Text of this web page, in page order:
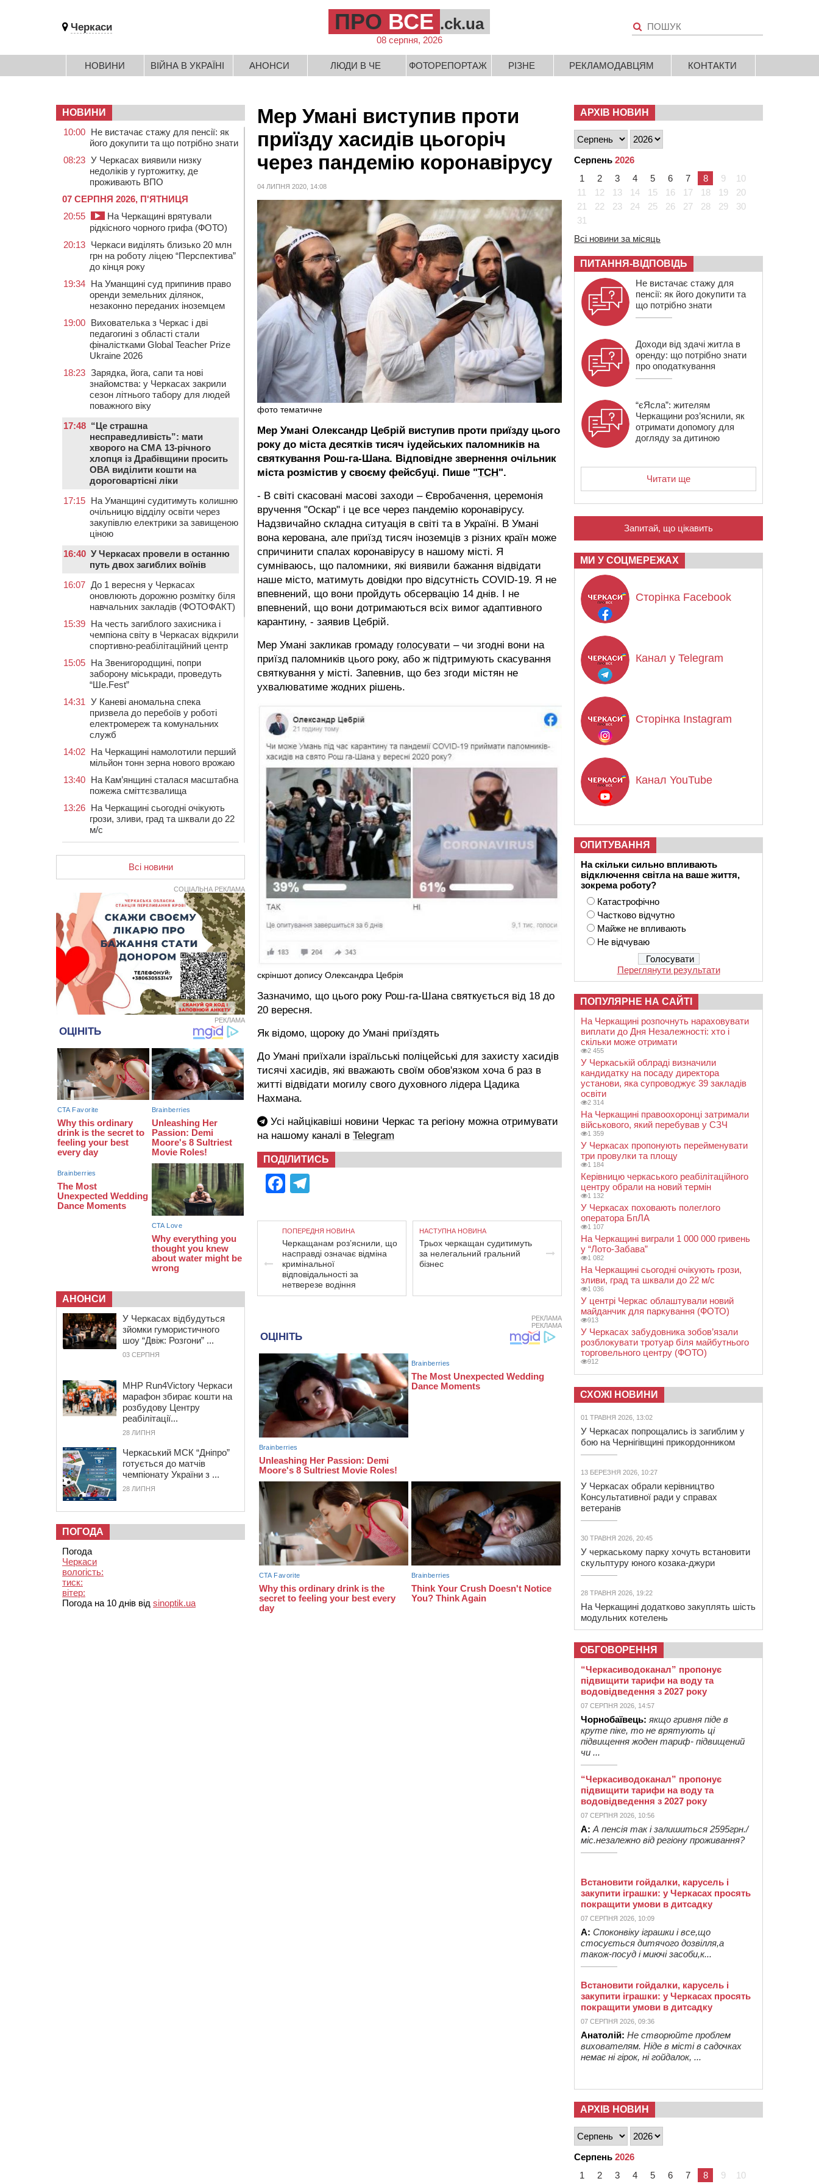
Черкаси ПРО ВСЕ .ck.ua
08 серпня, 2026
НОВИНИ ВІЙНА В УКРАЇНІ АНОНСИ ЛЮДИ В ЧЕ ФОТОРЕПОРТАЖ РІЗНЕ РЕКЛАМОДАВЦЯМ КОНТАКТИ
Мер Умані виступив проти
приїзду хасидів цьогоріч
через пандемію коронавірусу
04 ЛИПНЯ 2020, 14:08
фото тематичне
Мер Умані Олександр Цебрій виступив проти приїзду цього
року до міста десятків тисяч іудейських паломників на
святкування Рош-га-Шана. Відповідне звернення очільник
міста розмістив у своєму фейсбуці. Пише "ТСН ".
- В світі скасовані масові заходи – Євробачення, церемонія
вручення "Оскар" і це все через пандемію коронавірусу.
Надзвичайно складна ситуація в світі та в Україні. В Умані
вона керована, але приїзд тисяч іноземців з різних країн може
спричинити спалах коронавірусу в нашому місті. Я
сумніваюсь, що паломники, які виявили бажання відвідати
наше місто, матимуть довідки про відсутність COVID-19. Я не
впевнений, що вони пройдуть обсервацію 14 днів. І не
впевнений, що вони дотримаються всіх вимог адаптивного
карантину, - заявив Цебрій.
Мер Умані закликав громаду голосувати – чи згодні вони на
приїзд паломників цього року, або ж підтримують скасування
святкування у місті. Запевнив, що без згоди містян не
ухвалюватиме жодних рішень.
скріншот допису Олександра Цебрія
Зазначимо, що цього року Рош-га-Шана святкується від 18 до
20 вересня.
Як відомо, щороку до Умані приїздять
До Умані приїхали ізраїльські поліцейські для захисту хасидів
тисячі хасидів, які вважають своїм обов'язком хоча б раз в
житті відвідати могилу свого духовного лідера Цадика
Нахмана.
Усі найцікавіші новини Черкас та регіону можна отримувати
на нашому каналі в Telegram
ПОДІЛИТИСЬ
Facebook
ПОПЕРЕДНЯ НОВИНА
Черкащанам роз’яснили, що
насправді означає відміна
кримінальної
відповідальності за
нетверезе водіння
НАСТУПНА НОВИНА
Трьох черкащан судитимуть
за нелегальний гральний
бізнес
РЕКЛАМА
РЕКЛАМА
НОВИНИ
10:00 Не вистачає стажу для пенсії: як
його докупити та що потрібно знати
08:23 У Черкасах виявили низку
недоліків у гуртожитку, де
проживають ВПО
07 СЕРПНЯ 2026, П'ЯТНИЦЯ
20:55
На Черкащині врятували
рідкісного чорного грифа (ФОТО)
20:13 Черкаси виділять близько 20 млн
грн на роботу ліцею “Перспектива”
до кінця року
19:34 На Уманщині суд припинив право
оренди земельних ділянок,
незаконно переданих іноземцем
19:00 Вихователька з Черкас і дві
педагогині з області стали
фіналістками Global Teacher Prize
Ukraine 2026
18:23 Зарядка, йога, сапи та нові
знайомства: у Черкасах закрили
сезон літнього табору для людей
поважного віку
17:48 “Це страшна
несправедливість”: мати
хворого на СМА 13-річного
хлопця із Драбівщини просить
ОВА виділити кошти на
дороговартісні ліки
17:15 На Уманщині судитимуть колишню
очільницю відділу освіти через
закупівлю електрики за завищеною
ціною
16:40 У Черкасах провели в останню
путь двох загиблих воїнів
16:07 До 1 вересня у Черкасах
оновлюють дорожню розмітку біля
навчальних закладів (ФОТОФАКТ)
15:39 На честь загиблого захисника і
чемпіона світу в Черкасах відкрили
спортивно-реабілітаційний центр
15:05 На Звенигородщині, попри
заборону міськради, проведуть
“Ше.Fest”
14:31 У Каневі аномальна спека
призвела до перебоїв у роботі
електромереж та комунальних
служб
14:02 На Черкащині намолотили перший
мільйон тонн зерна нового врожаю
13:40 На Кам’янщині сталася масштабна
пожежа сміттєзвалища
13:26 На Черкащині сьогодні очікують
грози, зливи, град та шквали до 22
м/с
12:15 У центрі Черкас не поділили
дорогу водії двох ВАЗів
11:29
У Черкасах до середини серпня
обмежать рух транспорту на трьох
вулицях
10:54
На Черкащині кількість укриттів
збільшилась уп’ятеро з початку
повномасштабної війни
10:15
У Черкасах водій Audi Q5
спричинив аварію, не пропустивши
09:42
“Черкасиводоканал” пропонує
підвищити тарифи на воду та
водовідведення з 2027 року
09:08 Встановити гойдалки, карусель і
закупити іграшки: у Черкасах
дитсадку
08:22 “На щиті” у Чорнобаївську
громаду повертається полеглий
біля Кліщіївки воїн
Всі новини
СОЦІАЛЬНА РЕКЛАМА
РЕКЛАМА
АНОНСИ
У Черкасах відбудуться
зйомки гумористичного
шоу “Двіж: Розгони” ...
03 СЕРПНЯ
MHP Run4Victory Черкаси
марафон збирає кошти на
розбудову Центру
реабілітації...
28 ЛИПНЯ
Черкаський МСК “Дніпро”
готується до матчів
чемпіонату України з ...
28 ЛИПНЯ
ПОГОДА
Погода
Черкаси
вологість:
тиск:
вітер:
Погода на 10 днів від sinoptik.ua
АРХІВ НОВИН
Серпень 2026
1
2 3 4 5 6 7 8 9
10
11
12 13 14 15 16 17 18 19
20
21
22 23 24 25 26 27 28 29
30
31
Всі новини за місяць
ПИТАННЯ-ВІДПОВІДЬ
Не вистачає стажу для
пенсії: як його докупити та
що потрібно знати
Доходи від здачі житла в
оренду: що потрібно знати
про оподаткування
“єЯсла”: жителям
Черкащини роз’яснили, як
отримати допомогу для
догляду за дитиною
Читати ще
Запитай, що цікавить
МИ У СОЦМЕРЕЖАХ
Сторінка Facebook
Канал у Telegram
Сторінка Instagram
Канал YouTube
ОПИТУВАННЯ
На скільки сильно впливають
відключення світла на ваше життя,
зокрема роботу?
Катастрофічно
Частково відчутно
Майже не впливають
Не відчуваю
Переглянути результати
ПОПУЛЯРНЕ НА САЙТІ
На Черкащині розпочнуть нараховувати
виплати до Дня Незалежності: хто і
скільки може отримати
2 455
У Черкаській облраді визначили
кандидатку на посаду директора
установи, яка супроводжує 39 закладів
освіти
2 314
На Черкащині правоохоронці затримали
військового, який перебував у СЗЧ
1 359
У Черкасах пропонують перейменувати
три провулки та площу
1 184
Керівницю черкаського реабілітаційного
центру обрали на новий термін
1 132
У Черкасах поховають полеглого
оператора БпЛА
1 107
На Черкащині виграли 1 000 000 гривень
у “Лото-Забава”
1 082
На Черкащині сьогодні очікують грози,
зливи, град та шквали до 22 м/с
1 036
У центрі Черкас облаштували новий
майданчик для паркування (ФОТО)
913
У Черкасах забудовника зобов’язали
розблокувати тротуар біля майбутнього
торговельного центру (ФОТО)
912
СХОЖІ НОВИНИ
01 ТРАВНЯ 2026, 13:02
У Черкасах попрощались із загиблим у
бою на Чернігівщині прикордонником
13 БЕРЕЗНЯ 2026, 10:27
У Черкасах обрали керівництво
Консультативної ради у справах
ветеранів
30 ТРАВНЯ 2026, 20:45
У черкаському парку хочуть встановити
скульптуру юного козака-джури
28 ТРАВНЯ 2026, 19:22
На Черкащині додатково закуплять шість
модульних котелень
ОБГОВОРЕННЯ
“Черкасиводоканал” пропонує
підвищити тарифи на воду та
водовідведення з 2027 року
07 СЕРПНЯ 2026, 14:57
Чорнобаївець: якщо гривня піде в
круте піке, то не врятують ці
підвищення жоден тариф- підвищений
чи ...
“Черкасиводоканал” пропонує
підвищити тарифи на воду та
водовідведення з 2027 року
07 СЕРПНЯ 2026, 10:56
А: А пенсія так і залишиться 2595грн./
міс.незалежно від регіону проживання?
Встановити гойдалки, карусель і
закупити іграшки: у Черкасах просять
покращити умови в дитсадку
07 СЕРПНЯ 2026, 10:09
А: Споконвіку іграшки і все,що
стосується дитячого дозвілля,а
також-посуд і миючі засоби,к...
Встановити гойдалки, карусель і
закупити іграшки: у Черкасах просять
покращити умови в дитсадку
07 СЕРПНЯ 2026, 09:36
Анатолій: Не створюйте проблем
вихователям. Ніде в місті в садочках
немає ні гірок, ні гойдалок, ...
АРХІВ НОВИН
Серпень 2026
1
2 3 4 5 6 7 8 9 10